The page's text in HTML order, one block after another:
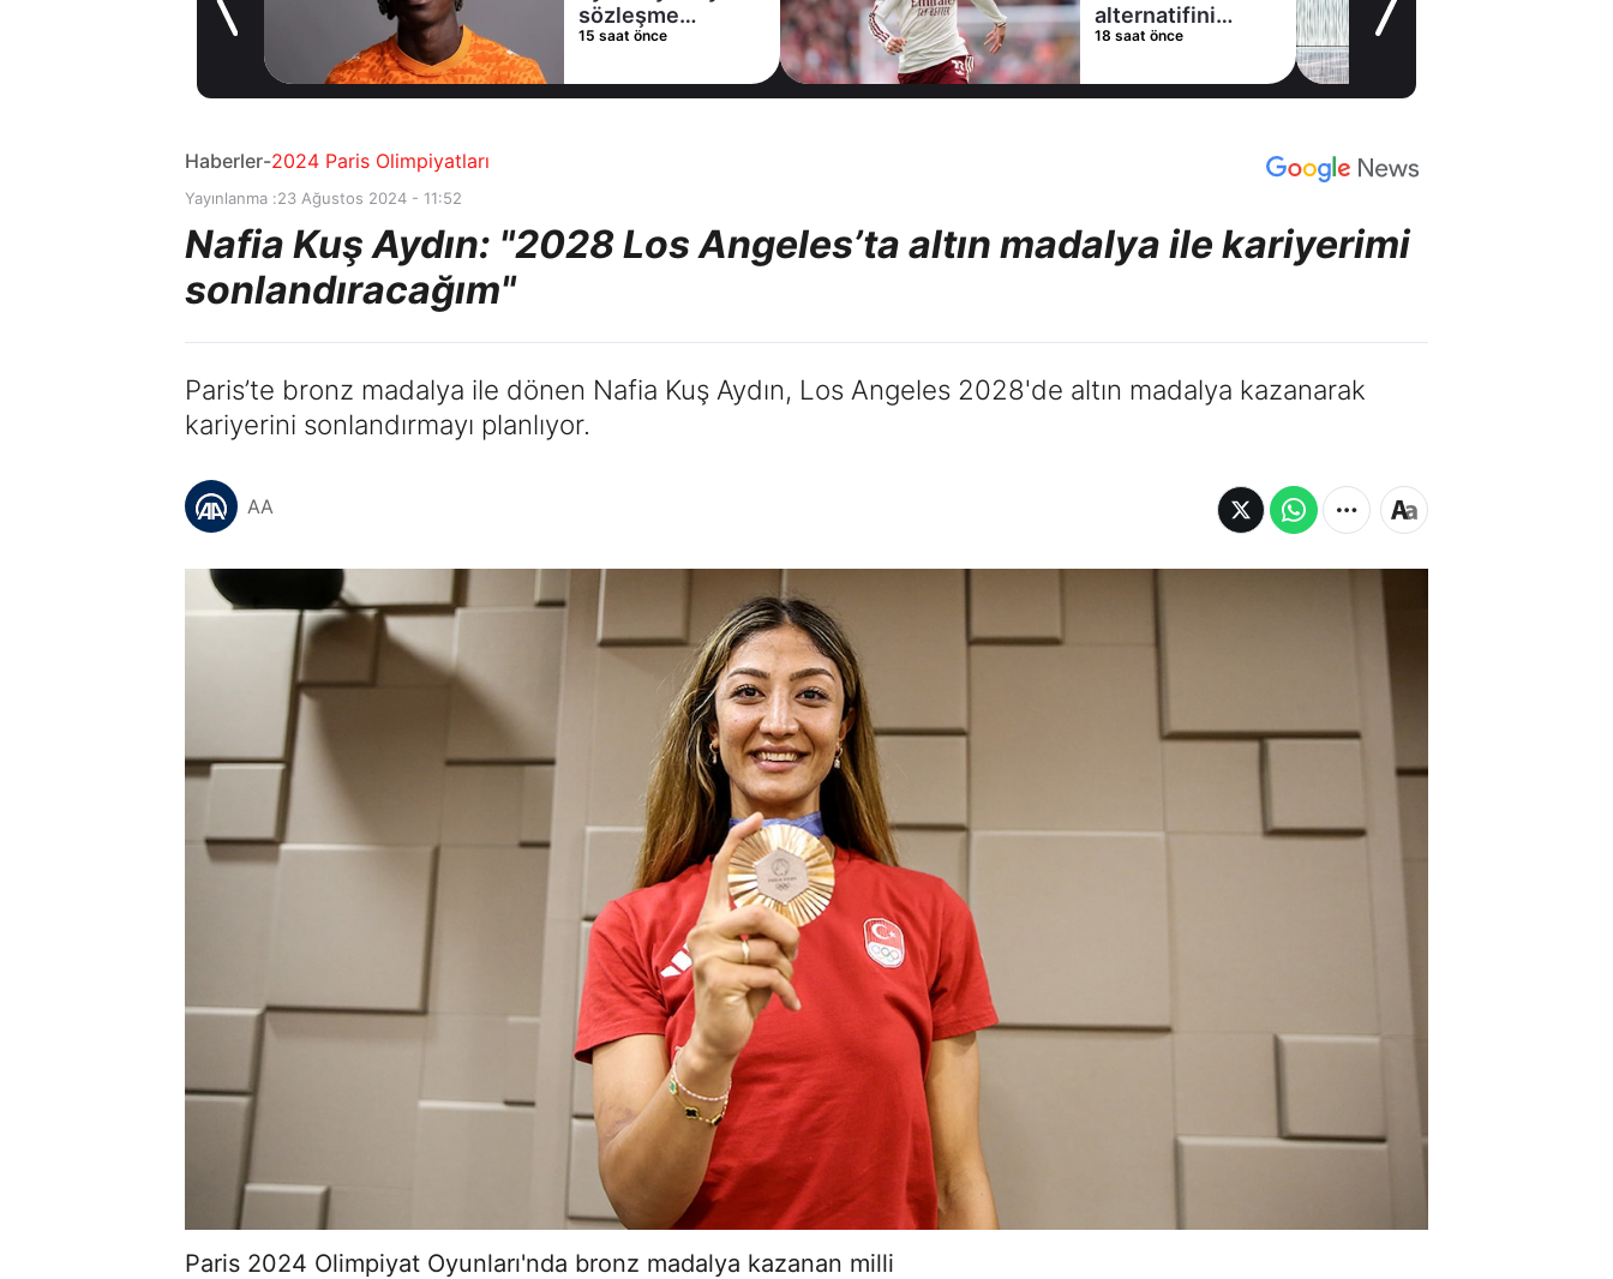
sözleşme
imzaladı
15 saat önce
alternatifini
Arsenal'de buldu
18 saat önce
Haberler-2024 Paris Olimpiyatları
Yayınlanma :23 Ağustos 2024 - 11:52
Nafia Kuş Aydın: "2028 Los Angeles’ta altın madalya ile kariyerimi
sonlandıracağım"
Paris’te bronz madalya ile dönen Nafia Kuş Aydın, Los Angeles 2028'de altın madalya kazanarak
kariyerini sonlandırmayı planlıyor.
AA
Paris 2024 Olimpiyat Oyunları'nda bronz madalya kazanan milli